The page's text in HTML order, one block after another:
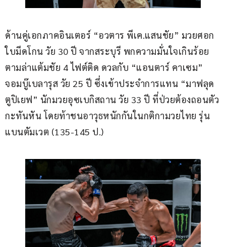
ด้านคู่เอกภาคอินเตอร์ “อวตาร พีเค.แสนชัย” มวยศอก
ใบมีดโกน วัย 30 ปี จากสระบุรี พกความมั่นใจเกินร้อย
ตามล่าแต้มชัย 4 ไฟต์ติด ดวลกับ “แอนตาร์ คาเซม”
จอมบู๊เบลารุส วัย 25 ปี ซึ่งเข้าประจำการแทน “มาฟลุด
ตูปิเยฟ” นักมวยอุซเบกิสถาน วัย 33 ปี ที่ป่วยต้องถอนตัว
กะทันหัน โดยท้าชนอาวุธหนักกันในกติกามวยไทย รุ่น
แบนตัมเวต (135-145 ป.)